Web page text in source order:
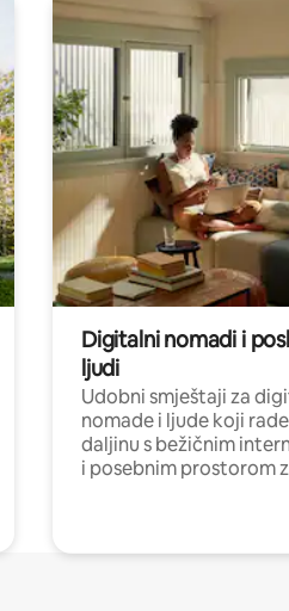
Digitalni nomadi i
ljudi
Udobni smještaji za
nomade i ljude koji
daljinu s bežičnim
i posebnim prostorom